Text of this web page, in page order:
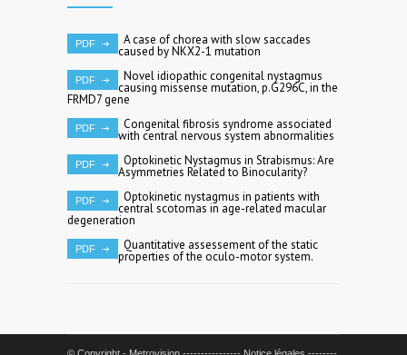
PDF A case of chorea with slow saccades
caused by NKX2-1 mutation
PDF Novel idiopathic congenital nystagmus
causing missense mutation, p.G296C, in the
FRMD7 gene
PDF Congenital fibrosis syndrome associated
with central nervous system abnormalities
PDF Optokinetic Nystagmus in Strabismus: Are
Asymmetries Related to Binocularity?
PDF Optokinetic nystagmus in patients with
central scotomas in age-related macular
degeneration
PDF Quantitative assessement of the static
properties of the oculo-motor system.